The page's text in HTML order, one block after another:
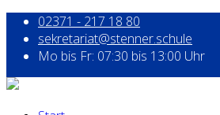
02371 - 217 18 80
sekretariat@stenner.schule
Mo bis Fr: 07:30 bis 13:00 Uhr